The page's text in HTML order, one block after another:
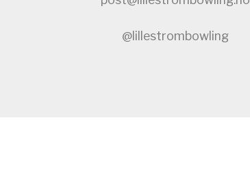
@lillestrombowling